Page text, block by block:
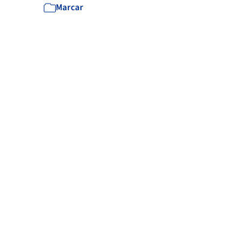
Marcar